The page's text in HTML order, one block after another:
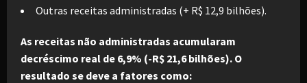
Outras receitas administradas (+ R$ 12,9 bilhões).
As receitas não administradas acumularam
decréscimo real de 6,9% (-R$ 21,6 bilhões). O
resultado se deve a fatores como: